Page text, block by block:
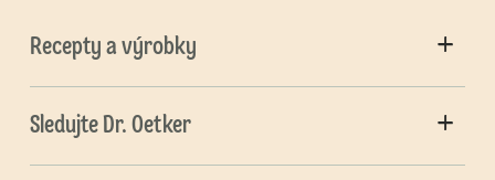
Recepty a výrobky
Sledujte Dr. Oetker